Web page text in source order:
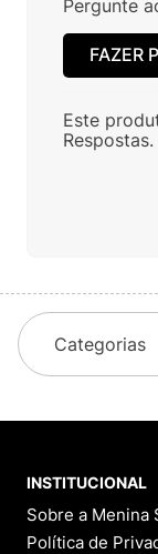
Pergunte
FAZER
Este
Respostas.
Categorias
INSTITUCIONAL
Sobre a Menina
Política de